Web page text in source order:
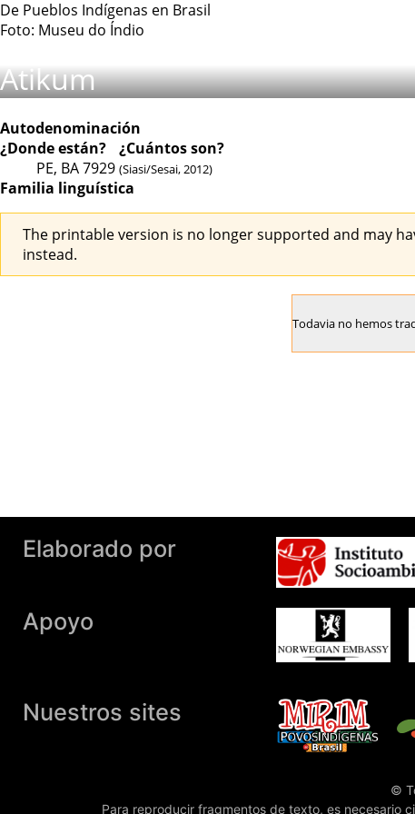
De Pueblos Indígenas en Brasil
Foto: Museu do Índio
Atikum
Autodenominación
¿Donde están?
¿Cuántos son?
PE, BA7929 (Siasi/Sesai, 2012)
Familia linguística
The printable version is no longer supported and may
instead.
Todavia no hemos